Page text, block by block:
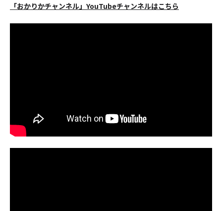
「おかりかチャンネル」YouTubeチャンネルはこちら